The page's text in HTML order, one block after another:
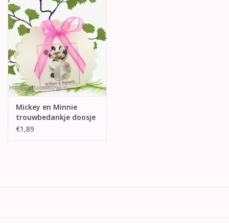
Mickey en Minnie
trouwbedankje doosje
€1,89